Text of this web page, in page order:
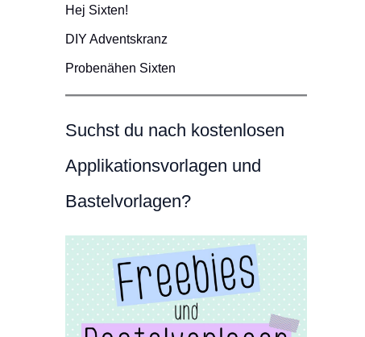
Hej Sixten!
DIY Adventskranz
Probenähen Sixten
Suchst du nach kostenlosen
Applikationsvorlagen und
Bastelvorlagen?